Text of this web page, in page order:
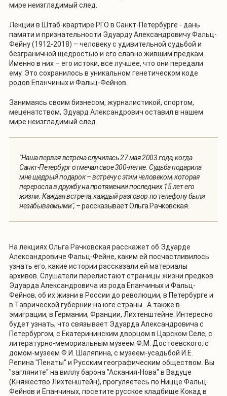
мире неизгладимый след.
Лекции в Штаб-квартире РГО в Санкт-Петербурге - дань
памяти и признательности Эдуарду Александровичу Фальц-
Фейну (1912-2018) – человеку с удивительной судьбой и
безграничной щедростью и его славно жившим предкам.
Именно в них – его истоки, все лучшее, что они передали
ему. Это сохранилось в уникальном генетическом коде
родов Епанчиных и Фальц-Фейнов.
Занимаясь своим бизнесом, журналистикой, спортом,
меценатством, Эдуард Александрович оставил в нашем
мире неизгладимый след.
"Наша первая встреча случилась 27 мая 2003 года, когда
Санкт-Петербург отмечал свое 300-летие. Судьба подарила
мне щедрый подарок – встречу с этим человеком, которая
переросла в дружбу на протяжении последних 15 лет его
жизни. Каждая встреча, каждый разговор по телефону были
незабываемыми", –рассказывает Ольга Рачковская.
На лекциях Ольга Рачковская расскажет об Эдуарде
Александровиче Фальц-Фейне, каким ей посчастливилось
узнать его, какие истории рассказали ей материалы
архивов. Слушатели перелистают страницы жизни предков
Эдуарда Александровича из рода Епанчиных и Фальц-
Фейнов, об их жизни в России до революции, в Петербурге и
в Таврической губернии на юге страны. А также в
эмиграции, в Германии, Франции, Лихтенштейне. Интересно
будет узнать, что связывает Эдуарда Александровича с
Петербургом, с Екатерининским дворцом в Царском Селе, с
литературно-мемориальным музеем Ф.М. Достоевского, с
домом-музеем Ф.И. Шаляпина, с музеем-усадьбой И.Е.
Репина "Пенаты" и Русским географическим обществом. Вы
"загляните" на виллу барона "Аскания-Нова" в Вадуце
(Княжество Лихтенштейн), прогуляетесь по Ницце Фальц-
Фейнов и Епанчиных, посетите русское кладбище Кокад в